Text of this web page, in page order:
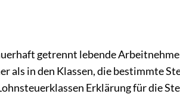
getrennt lebende
als in den Klassen, die bestimmte
Erklärung für die